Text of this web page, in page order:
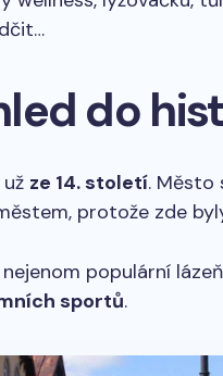
do
ze 14. století. Město
protože zde
populární
sportů.